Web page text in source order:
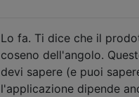
Lo fa. Ti dice che il
coseno dell'angolo.
devi sapere (e puoi
l'applicazione dipende